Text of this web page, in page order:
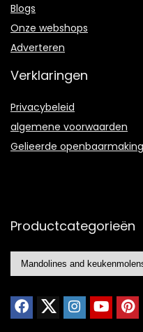
Blogs
Onze webshops
Adverteren
Verklaringen
Privacybeleid
algemene voorwaarden
Gelieerde openbaarmaking
Productcategorieën